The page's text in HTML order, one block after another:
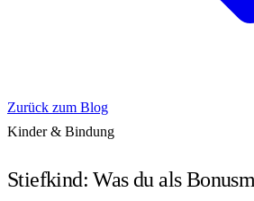
Zurück zum Blog
Kinder & Bindung
Stiefkind: Was du als